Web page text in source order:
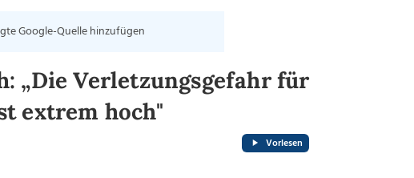
Google-Quelle hinzufügen
„Die Verletzungsgefahr für
extrem hoch"
Vorlesen